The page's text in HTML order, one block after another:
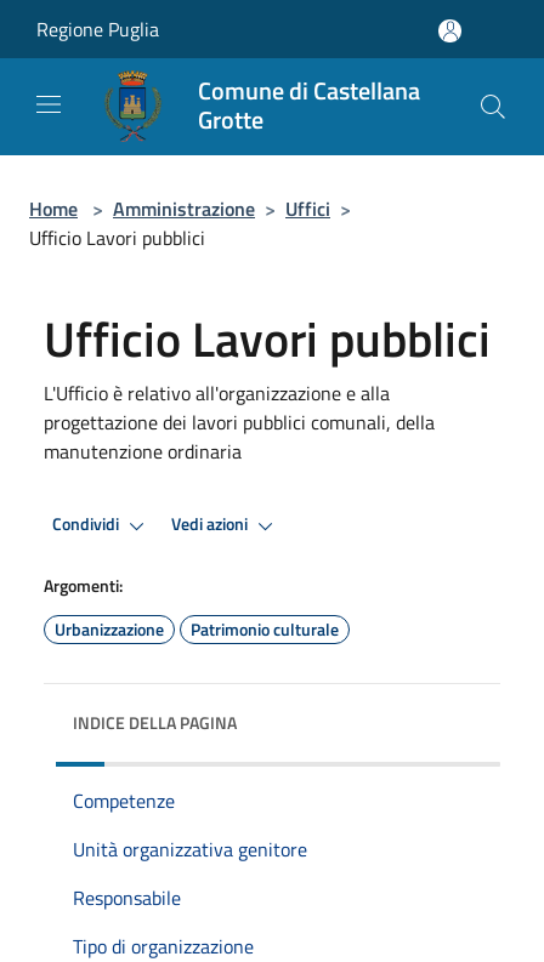
Regione Puglia
Comune di Castellana
Grotte
Home > Amministrazione > Uffici >
Ufficio Lavori pubblici
Ufficio Lavori pubblici
L'Ufficio è relativo all'organizzazione e alla
progettazione dei lavori pubblici comunali, della
manutenzione ordinaria
Condividi Vedi azioni
Argomenti:
Urbanizzazione
Patrimonio culturale
INDICE DELLA PAGINA
Competenze
Unità organizzativa genitore
Responsabile
Tipo di organizzazione